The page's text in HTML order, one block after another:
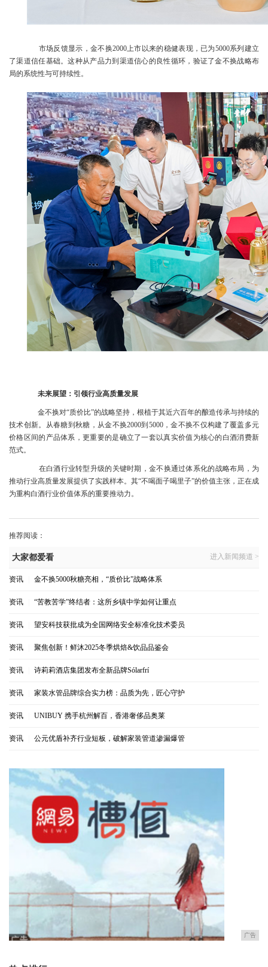
市场反馈显示，金不换2000上市以来的稳健表现，已为5000系列建立
了渠道信任基础。这种从产品力到渠道信心的良性循环，验证了金不换战略布
局的系统性与可持续性。
未来展望：引领行业高质量发展
金不换对“质价比”的战略坚持，根植于其近六百年的酿造传承与持续的
技术创新。从春糖到秋糖，从金不换2000到5000，金不换不仅构建了覆盖多元
价格区间的产品体系，更重要的是确立了一套以真实价值为核心的白酒消费新
范式。
在白酒行业转型升级的关键时期，金不换通过体系化的战略布局，为
推动行业高质量发展提供了实践样本。其“不喝面子喝里子”的价值主张，正在成
为重构白酒行业价值体系的重要推动力。
推荐阅读：
大家都爱看 进入新闻频道 >
资讯 金不换5000秋糖亮相，“质价比”战略体系
资讯 “苦教苦学”终结者：这所乡镇中学如何让重点
资讯 望安科技获批成为全国网络安全标准化技术委员
资讯 聚焦创新！鲜沐2025冬季烘焙&饮品品鉴会
资讯 诗莉莉酒店集团发布全新品牌Sólarfrí
资讯 家装水管品牌综合实力榜：品质为先，匠心守护
资讯 UNIBUY 携手杭州解百，香港奢侈品奥莱
资讯 公元优盾补齐行业短板，破解家装管道渗漏爆管
广告